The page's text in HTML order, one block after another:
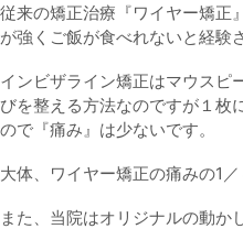
従来の矯正治療『ワイヤー矯正
が強くご飯が食べれないと経験
インビザライン矯正はマウスピ
びを整える方法なのですが１枚
ので『痛み』は少ないです。
大体、ワイヤー矯正の痛みの1
また、当院はオリジナルの動か